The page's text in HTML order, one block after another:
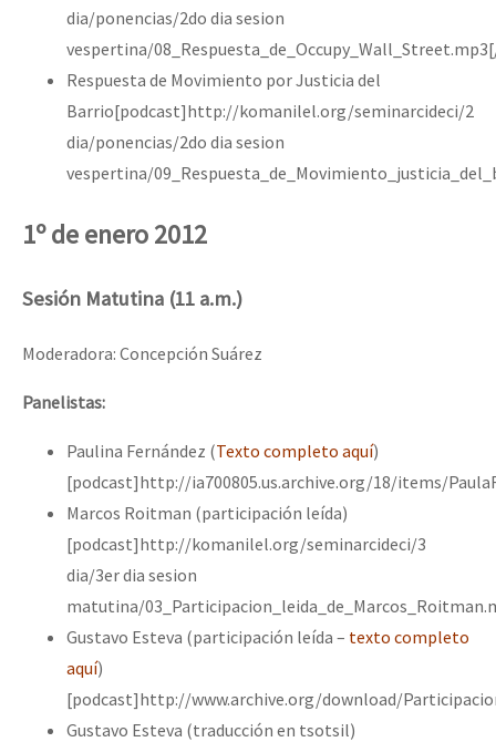
dia/ponencias/2do dia sesion
vespertina/
Respuesta de Movimiento por Justicia del
Barrio[podcast]http://komanilel.org/seminarcideci/2
dia/ponencias/2do dia sesion
vespertina/
1º de enero 2012
Sesión Matutina (11 a.m.)
Moderadora: Concepción Suárez
Panelistas:
Paulina Fernández (Texto completo aquí)
[podcast]http://ia700805.us.archive.org/18/items/
Marcos Roitman (participación leída)
[podcast]http://komanilel.org/seminarcideci/3
dia/3er dia sesion
matutina/
Gustavo Esteva (participación leída – texto completo
aquí)
[podcast]http://www.archive.org/download/
Gustavo Esteva (traducción en tsotsil)